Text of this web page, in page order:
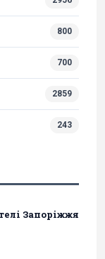
800
700
2859
243
Запоріжжя